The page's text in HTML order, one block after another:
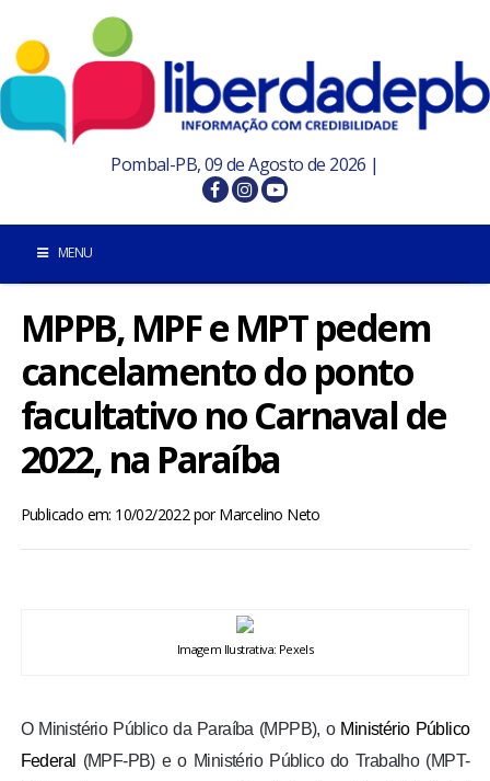
Pombal-PB, 09 de Agosto de 2026 |
MENU
INÍCIO
POMBAL E REGIÃO
ENQUETE
MPPB, MPF e MPT pedem
cancelamento do ponto
facultativo no Carnaval de
2022, na Paraíba
Publicado em: 10/02/2022porMarcelino Neto
Imagem Ilustrativa: Pexels
O Ministério Público da Paraíba (MPPB), o Ministério Público
Federal
(MPF-PB) e o Ministério Público do Trabalho (MPT-